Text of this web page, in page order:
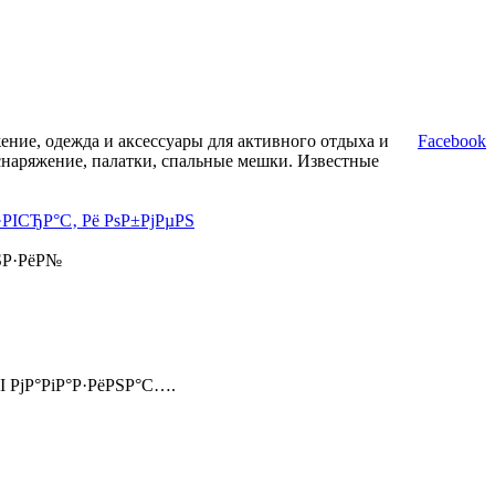
одежда и аксессуары для активного отдыха и
палатки, спальные мешки. Известные
Facebook
Рё РѕР±РјРµРЅ